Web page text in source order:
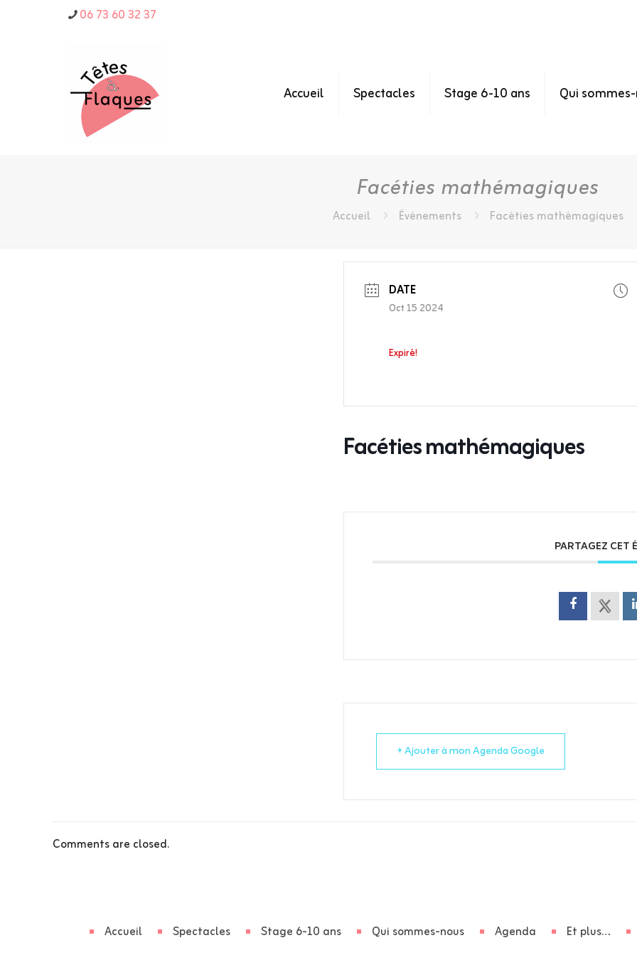
06 73 60 32 37
Accueil Spectacles Stage 6-10 ans Qui
Facéties mathémagiques
Accueil Événements Facéties mathémagiques
DATE
Oct 15 2024
Expiré!
Facéties mathémagiques
PARTAGEZ CET
+ Ajouter à mon Agenda Google
Comments are closed.
Accueil Spectacles Stage 6-10 ans Qui sommes-nous Agenda Et plus…